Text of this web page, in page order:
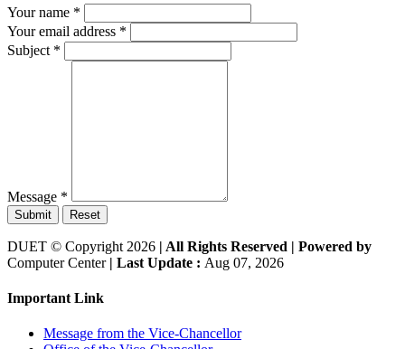
Your name *
Your email address *
Subject *
Message *
Submit Reset
DUET © Copyright 2026 | All Rights Reserved | Powered by
Computer Center | Last Update : Aug 07, 2026
Important Link
Message from the Vice-Chancellor